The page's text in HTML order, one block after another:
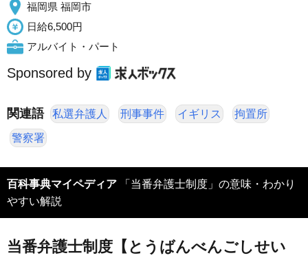
福岡県 福岡市
日給6,500円
アルバイト・パート
Sponsored by
関連語 私選弁護人 刑事事件 イギリス 拘置所
警察署
百科事典マイペディア 「当番弁護士制度」の意味・わかり
やすい解説
当番弁護士制度【とうばんべんごしせい